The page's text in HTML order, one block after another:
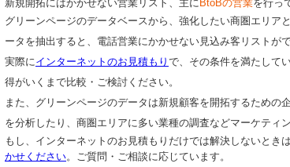
新規開拓にはかかせない営業リスト、主に BtoBの営業を行っ
グリーンページのデータベースから、強化したい商圏エリア
ータを抽出すると、電話営業にかかせない見込み客リストが
実際にインターネットのお見積もり で、その条件を満たして
得がいくまで比較・ご検討ください。
また、グリーンページのデータは新規顧客を開拓するための
を分析したり、商圏エリアに多い業種の調査などマーケティ
もし、インターネットのお見積もりだけでは解決しないとき
かせください。ご質問・ご相談に応じています。